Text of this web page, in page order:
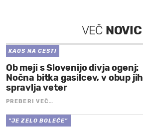
VEČ NOVIC
KAOS NA CESTI
Ob meji s Slovenijo divja ogenj:
Nočna bitka gasilcev, v obup jih
spravlja veter
PREBERI VEČ…
"JE ZELO BOLEČE"